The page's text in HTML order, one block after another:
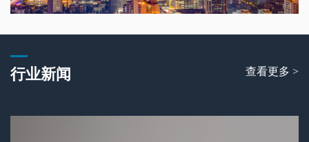
行业新闻 查看更多 >